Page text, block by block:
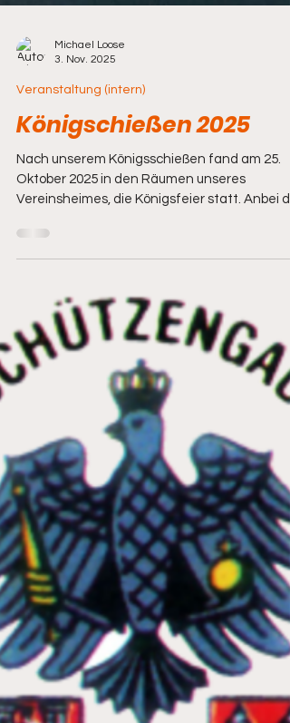
Michael Loose
3. Nov. 2025
Veranstaltung (intern)
Königschießen 2025
Nach unserem Königsschießen fand am 25.
Oktober 2025 in den Räumen unseres
offiziellen Ergebnisse : Unsere
2025 Luftgewehr Stünkel Jochen KK-Gewehr
Georg Birle Luftgewehr-Jugend Ewen Rullert
Sportpistole KK Marcus Link Sportpistole GK
Marcus Link Hier die offiziellen Ergebnisse der
Jugend im Detail : Königschießen 2025 -
Luftgewehr/Luftpistole Jugend König Ruller
Ewen 231,6 Teiler Prinz Schauer Fabian 234,9
Teil